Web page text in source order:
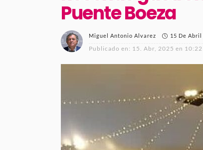
Puente Boeza
Miguel Antonio Alvarez 15 De Abril
Publicado en: 15. Abr, 2025 en 10:22